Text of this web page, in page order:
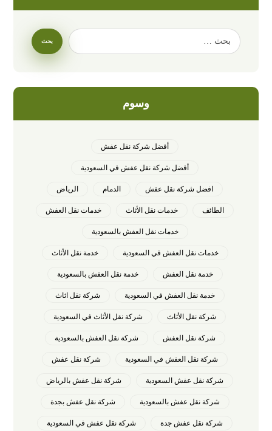
وسوم
أفضل شركة نقل عفش
أفضل شركة نقل عفش في السعودية
افضل شركة نقل عفش الدمام الرياض
الطائف خدمات نقل الأثاث خدمات نقل العفش
خدمات نقل العفش بالسعودية
خدمات نقل العفش في السعودية خدمة نقل الأثاث
خدمة نقل العفش خدمة نقل العفش بالسعودية
خدمة نقل العفش في السعودية شركة نقل اثاث
شركة نقل الأثاث شركة نقل الأثاث في السعودية
شركة نقل العفش شركة نقل العفش بالسعودية
شركة نقل العفش في السعودية شركة نقل عفش
شركة نقل عفش السعودية شركة نقل عفش بالرياض
شركة نقل عفش بالسعودية شركة نقل عفش بجدة
شركة نقل عفش جدة شركة نقل عفش في السعودية